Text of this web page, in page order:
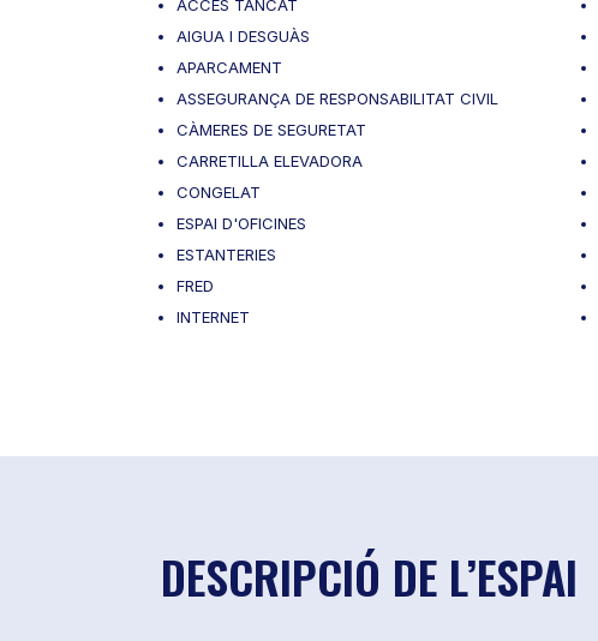
ACCÉS TANCAT
AIGUA I DESGUÀS
APARCAMENT
ASSEGURANÇA DE RESPONSABILITAT CIVIL
CÀMERES DE SEGURETAT
CARRETILLA ELEVADORA
CONGELAT
ESPAI D'OFICINES
ESTANTERIES
FRED
INTERNET
DESCRIPCIÓ DE L’ESPAI